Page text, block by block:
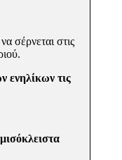
σέρνεται στις
ενηλίκων τις